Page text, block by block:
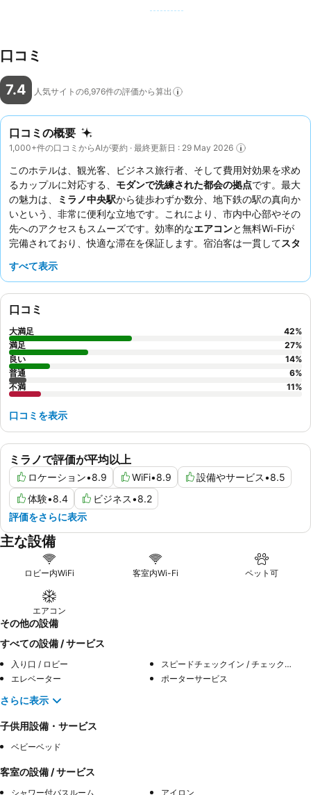
口コミ
7.4 人気サイトの6,976件の評価から算出
口コミの概要
1,000+件の口コミからAIが要約 · 最終更新日 : 29 May 2026
このホテルは、観光客、ビジネス旅行者、そして費用対効果を求め
るカップルに対応する、 モダンで洗練された都会の拠点です。最大
の魅力は、
ミラノ中央駅から徒歩わずか数分、地下鉄の駅の真向か
いという、非常に便利な立地です。これにより、市内中心部やその
先へのアクセスもスムーズです。効率的なエアコンと無料Wi-Fiが
完備されており、快適な滞在を保証します。宿泊客は一貫してスタ
は賛否両論ありますが、肉、チーズ、そして素晴らしいエスプレッ
討してもよいでしょう。
すべて表示
ミラノで評価が平均以上
ロケーション•8.9 WiFi•8.9 設備やサービス•8.5
体験•8.4 ビジネス•8.2
評価をさらに表示
口コミ
大満足 42%
満足
27%
良い
14%
普通
6%
不満
11%
口コミを表示
主な設備
ロビー内WiFi 客室内Wi-Fi ペット可
エアコン
その他の設備
すべての設備 / サービス
入り口 / ロビー
スピードチェックイン / チェックアウト
エレベーター
ポーターサービス
さらに表示
子供用設備・サービス
ベビーベッド
客室の設備 / サービス
シャワー付バスルーム アイロン